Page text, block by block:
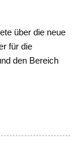
über die neue
für die
den Bereich